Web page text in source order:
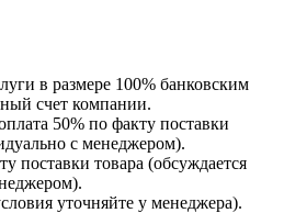
в размере 100% банковским
счет компании.
50% по факту поставки
с менеджером).
поставки товара (обсуждается
уточняйте у менеджера).